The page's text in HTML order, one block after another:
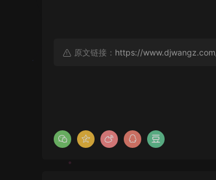
原文链接： https://